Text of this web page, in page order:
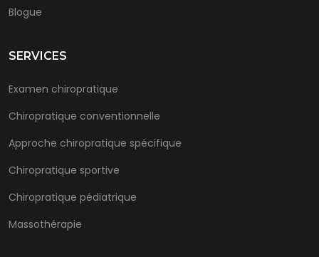
Blogue
SERVICES
Examen chiropratique
Chiropratique conventionnelle
Approche chiropratique spécifique
Chiropratique sportive
Chiropratique pédiatrique
Massothérapie